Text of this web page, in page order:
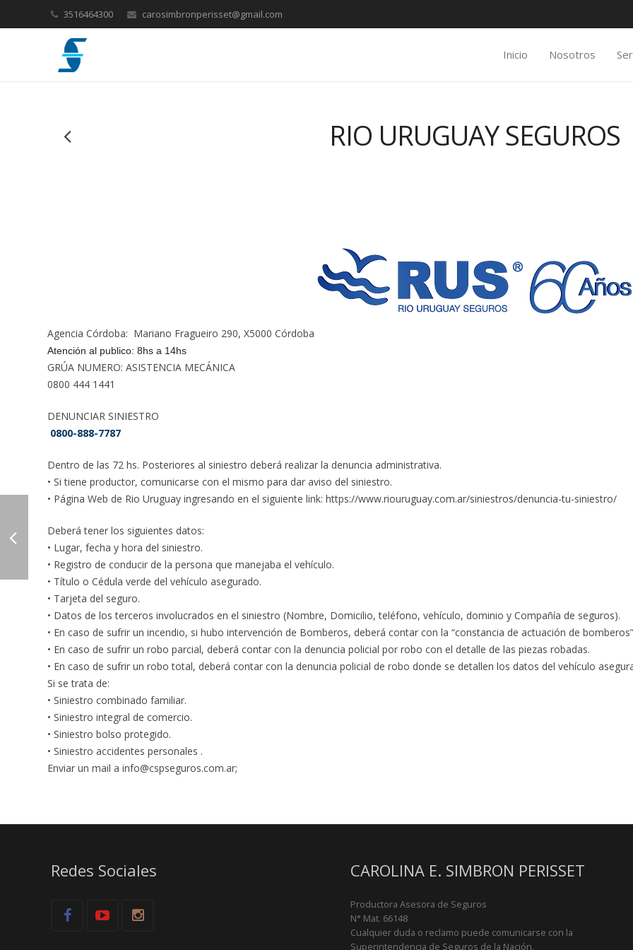
3516464300 carosimbronperisset@gmail.com
Inicio Nosotros
RIO URUGUAY SEGUROS
Agencia Córdoba: Mariano Fragueiro 290, X5000 Córdoba
Atención al publico: 8hs a 14hs
GRÚA NUMERO: ASISTENCIA MECÁNICA
0800 444 1441
DENUNCIAR SINIESTRO
0800-888-7787
Dentro de las 72 hs. Posteriores al siniestro deberá realizar la denuncia administrativa.
• Si tiene productor, comunicarse con el mismo para dar aviso del siniestro.
• Página Web de Rio Uruguay ingresando en el siguiente link: https://www.riouruguay.com.ar/siniestros/denuncia-tu-siniestro/
Deberá tener los siguientes datos:
• Lugar, fecha y hora del siniestro.
• Registro de conducir de la persona que manejaba el vehículo.
• Título o Cédula verde del vehículo asegurado.
• Tarjeta del seguro.
• Datos de los terceros involucrados en el siniestro (Nombre, Domicilio, teléfono, vehículo, dominio y Compañía de seguros).
• En caso de sufrir un incendio, si hubo intervención de Bomberos, deberá contar con la “constancia de actuación de
• En caso de sufrir un robo parcial, deberá contar con la denuncia policial por robo con el detalle de las piezas robadas.
• En caso de sufrir un robo total, deberá contar con la denuncia policial de robo donde se detallen los datos del vehículo
Si se trata de:
• Siniestro combinado familiar.
• Siniestro integral de comercio.
• Siniestro bolso protegido.
• Siniestro accidentes personales .
Enviar un mail a info@cspseguros.com.ar;
Redes Sociales CAROLINA E. SIMBRON PERISSET
Productora Asesora de Seguros
N° Mat. 66148
Cualquier duda o reclamo puede comunicarse con la
Superintendencia de Seguros de la Nación.